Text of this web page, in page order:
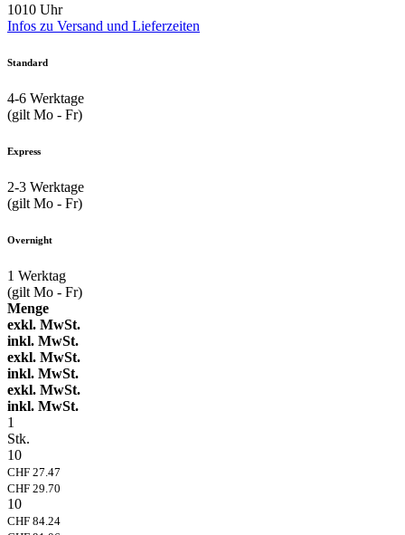
1010 Uhr
Infos zu Versand und Lieferzeiten
Standard
4-6 Werktage
(gilt Mo - Fr)
Express
2-3 Werktage
(gilt Mo - Fr)
Overnight
1 Werktag
(gilt Mo - Fr)
Menge
exkl. MwSt.
inkl. MwSt.
exkl. MwSt.
inkl. MwSt.
exkl. MwSt.
inkl. MwSt.
1
Stk.
10
CHF 27.47
CHF 29.70
10
CHF 84.24